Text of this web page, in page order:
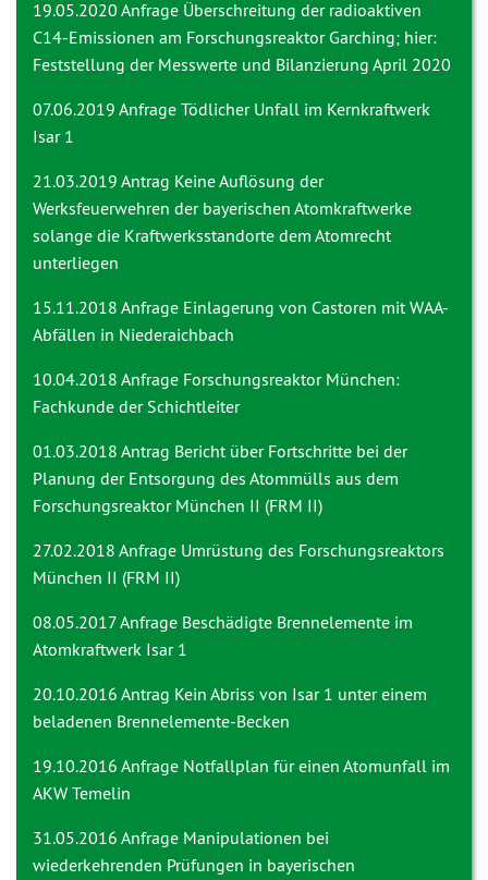
19.05.2020 Anfrage Überschreitung der radioaktiven
C14-Emissionen am Forschungsreaktor Garching; hier:
Feststellung der Messwerte und Bilanzierung April 2020
07.06.2019 Anfrage Tödlicher Unfall im Kernkraftwerk
Isar 1
21.03.2019 Antrag Keine Auflösung der
Werksfeuerwehren der bayerischen Atomkraftwerke
solange die Kraftwerksstandorte dem Atomrecht
unterliegen
15.11.2018 Anfrage Einlagerung von Castoren mit WAA-
Abfällen in Niederaichbach
10.04.2018 Anfrage Forschungsreaktor München:
Fachkunde der Schichtleiter
01.03.2018 Antrag Bericht über Fortschritte bei der
Planung der Entsorgung des Atommülls aus dem
Forschungsreaktor München II (FRM II)
27.02.2018 Anfrage Umrüstung des Forschungsreaktors
München II (FRM II)
08.05.2017 Anfrage Beschädigte Brennelemente im
Atomkraftwerk Isar 1
20.10.2016 Antrag Kein Abriss von Isar 1 unter einem
beladenen Brennelemente-Becken
19.10.2016 Anfrage Notfallplan für einen Atomunfall im
AKW Temelin
31.05.2016 Anfrage Manipulationen bei
wiederkehrenden Prüfungen in bayerischen